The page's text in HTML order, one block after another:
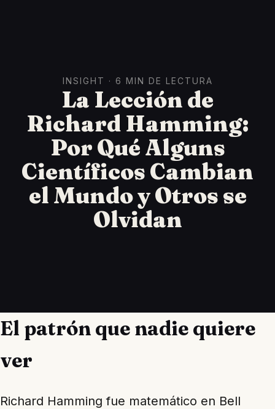
INSIGHT · 6 MIN DE LECTURA
La Lección de
Richard Hamming:
Por Qué Alguns
Científicos Cambian
el Mundo y Otros se
Olvidan
El patrón que nadie quiere
ver
Richard Hamming fue matemático en Bell